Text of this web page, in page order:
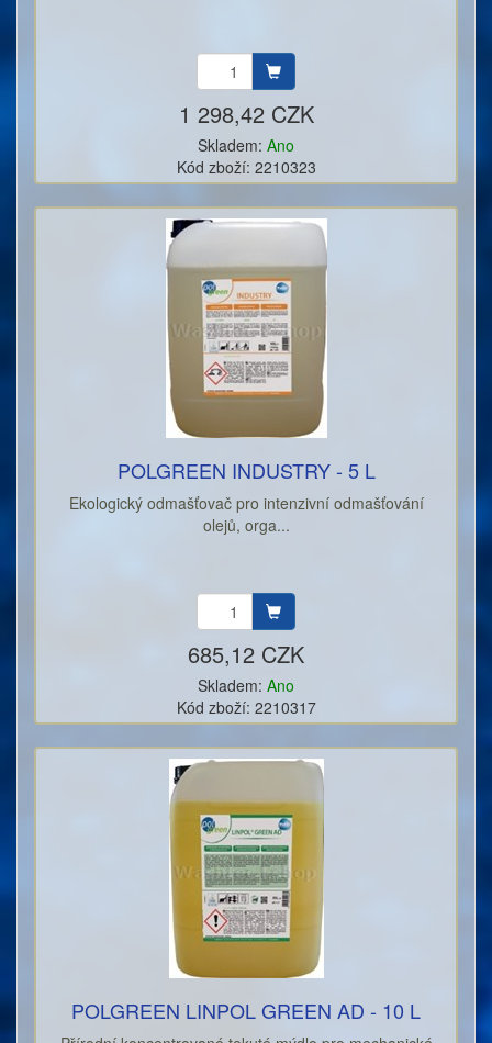
1 298,42 CZK
Skladem: Ano
Kód zboží: 2210323
POLGREEN INDUSTRY - 5 L
Ekologický odmašťovač pro intenzivní odmašťování
olejů, orga...
685,12 CZK
Skladem: Ano
Kód zboží: 2210317
POLGREEN LINPOL GREEN AD - 10 L